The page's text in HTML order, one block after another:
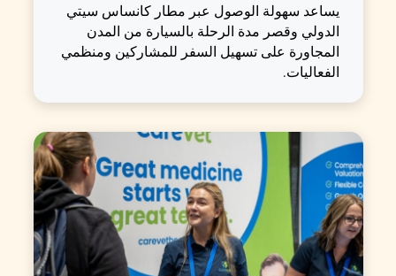
يساعد سهولة الوصول عبر مطار كانساس سيتي
الدولي وقصر مدة الرحلة بالسيارة من المدن
المجاورة على تسهيل السفر للمشاركين ومنظمي
الفعاليات.